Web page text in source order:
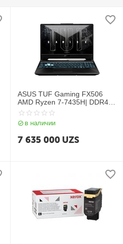
ASUS TUF Gaming FX506
AMD Ryzen 7-7435H| DDR4
8GB| SSD 512GB| 15.6″ FHD
144Hz| 4GB GeForce
RTX2050| Backlit| Win11| RU|
в наличии
7 635 000 UZS